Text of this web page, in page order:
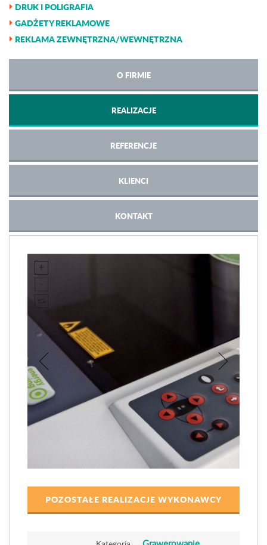
DRUK I POLIGRAFIA
GADŻETY REKLAMOWE
REKLAMA ZEWNĘTRZNA/WEWNĘTRZNA
O FIRMIE
REALIZACJE
REFERENCJE
KLIENCI
KONTAKT
POZOSTAŁE REALIZACJE WYKONAWCY